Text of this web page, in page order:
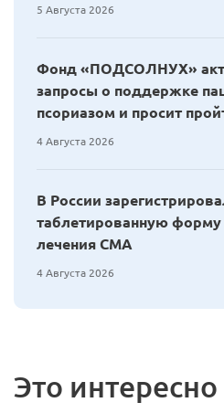
5 Августа 2026
Фонд «ПОДСОЛНУХ»
запросы о поддержке
псориазом и просит
4 Августа 2026
В России
таблетированную
лечения СМА
4 Августа 2026
Это интересно